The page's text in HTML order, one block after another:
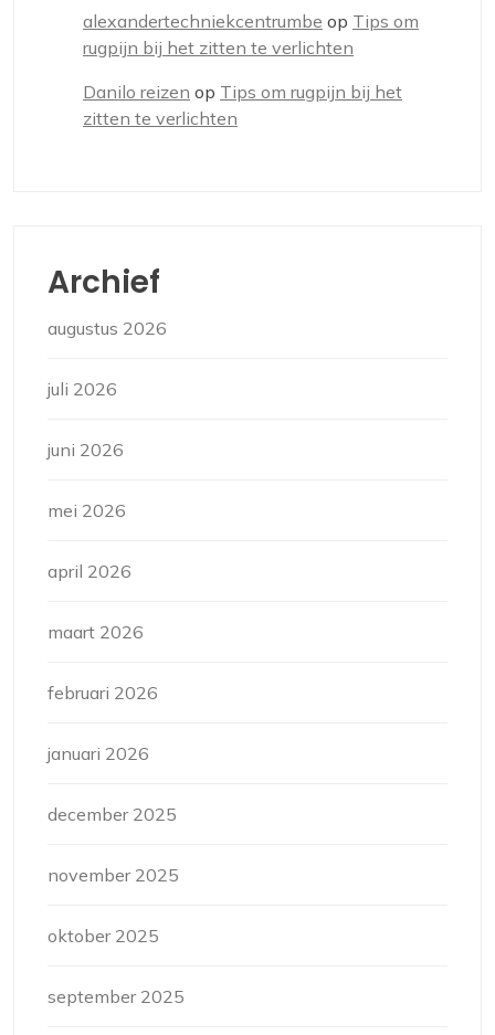
alexandertechniekcentrumbe op Tips om
rugpijn bij het zitten te verlichten
Danilo reizen op Tips om rugpijn bij het
zitten te verlichten
Archief
augustus 2026
juli 2026
juni 2026
mei 2026
april 2026
maart 2026
februari 2026
januari 2026
december 2025
november 2025
oktober 2025
september 2025